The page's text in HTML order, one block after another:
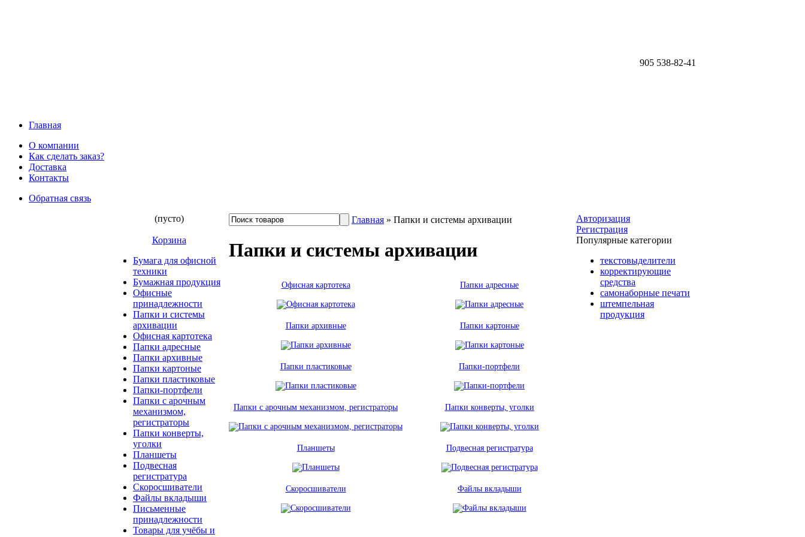
905 538-82-41
Главная
О компании
Как сделать заказ?
Доставка
Контакты
Обратная связь
(пусто)
Корзина
Бумага для офисной
техники
Бумажная продукция
Офисные
принадлежности
Папки и системы
архивации
Офисная картотека
Папки адресные
Папки архивные
Папки картоные
Папки пластиковые
Папки-портфели
Папки с арочным
механизмом,
регистраторы
Папки конверты,
уголки
Планшеты
Подвесная
регистратура
Скоросшиватели
Файлы вкладыши
Письменные
принадлежности
Товары для учёбы и
Главная » Папки и системы архивации
Папки и системы архивации
Офисная картотека Папки адресные
Папки архивные Папки картоные
Папки пластиковые Папки-портфели
Папки с арочным механизмом, регистраторы Папки конверты, уголки
Планшеты Подвесная регистратура
Скоросшиватели Файлы вкладыши
Авторизация
Регистрация
Популярные категории
текстовыделители
корректирующие
средства
самонаборные печати
штемпельная
продукция